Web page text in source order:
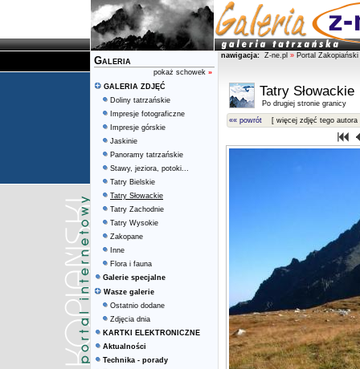
Galeria
pokaż schowek »
GALERIA ZDJĘĆ
Doliny tatrzańskie
Impresje fotograficzne
Impresje górskie
Jaskinie
Panoramy tatrzańskie
Stawy, jeziora, potoki...
Tatry Bielskie
Tatry Słowackie
Tatry Zachodnie
Tatry Wysokie
Zakopane
Inne
Flora i fauna
Galerie specjalne
Wasze galerie
Ostatnio dodane
Zdjęcia dnia
KARTKI ELEKTRONICZNE
Aktualności
Technika - porady
nawigacja: Z-ne.pl » Portal Zakopiański
Tatry Słowackie
Po drugiej stronie granicy
«« powrót [ więcej zdjęć tego autora